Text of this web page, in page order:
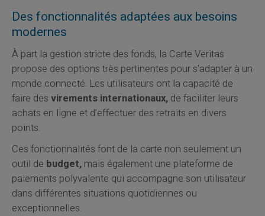
Des fonctionnalités adaptées aux besoins
modernes
À part la gestion stricte des fonds, la Carte Veritas
propose des options très pertinentes pour s'adapter à un
monde connecté. Les utilisateurs ont la capacité de
faire des virements internationaux,de faciliter leurs
achats en ligne et d'effectuer des retraits en divers
points.
Ces fonctionnalités font de la carte non seulement un
outil de budget,mais également une plateforme de
paiements polyvalente qui accompagne son utilisateur
dans différentes situations quotidiennes ou
exceptionnelles.